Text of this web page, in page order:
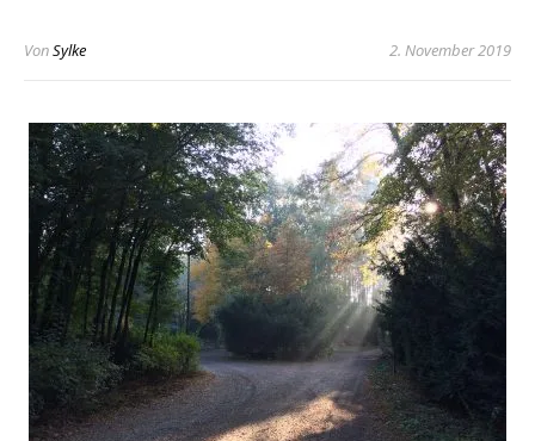
VonSylke 2. November 2019